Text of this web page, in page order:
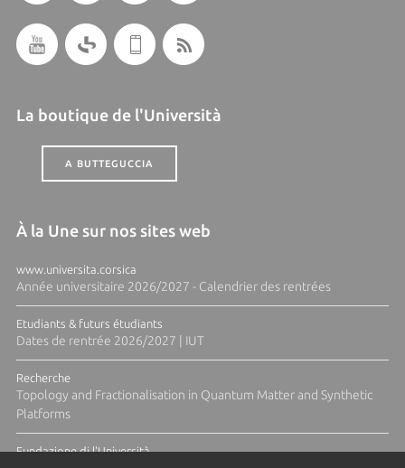
La boutique de l'Università
A BUTTEGUCCIA
À la Une sur nos sites web
www.universita.corsica
Année universitaire 2026/2027 - Calendrier des rentrées
Etudiants & futurs étudiants
Dates de rentrée 2026/2027 | IUT
Recherche
Topology and Fractionalisation in Quantum Matter and Synthetic
Platforms
Fundazione di l'Università